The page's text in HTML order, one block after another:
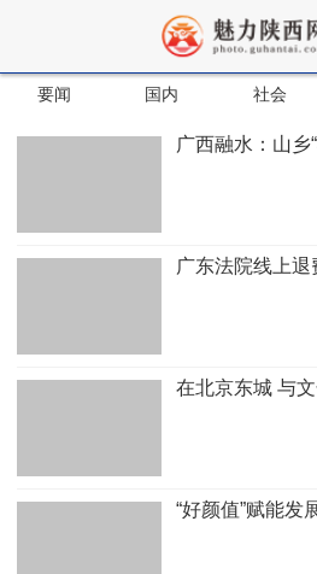
要闻 国内 社会
广西融水：山乡
广东法院线上
在北京东城 与
“好颜值”赋能发